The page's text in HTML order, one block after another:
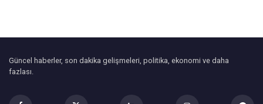
Güncel haberler, son dakika gelişmeleri, politika, ekonomi ve daha
fazlası.